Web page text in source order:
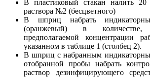
В пластиковый стакан налить 20
раствора №2 (бесцветного)
В шприц набрать
(оранжевый) в
предполагаемой концентрации
указанном в таблице 1 (столбец 2).
В шприц с набранным
отобранной пробы набрать
раствор дезинфицирующего